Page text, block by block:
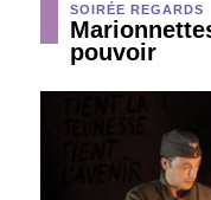
SOIRÉE REGARDS
pouvoir